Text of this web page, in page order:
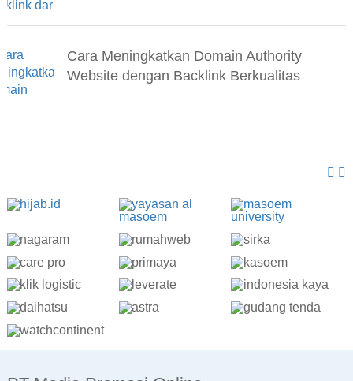
Cara Meningkatkan Domain Authority
Website dengan Backlink Berkualitas